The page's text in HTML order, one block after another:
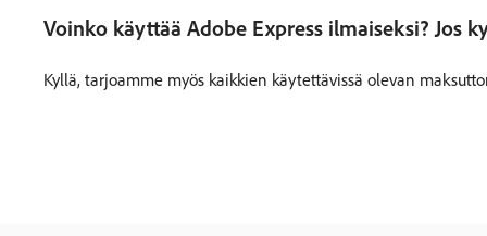
Voinko käyttää Adobe Express ilmaiseksi? Jos
Kyllä, tarjoamme myös kaikkien käytettävissä olevan